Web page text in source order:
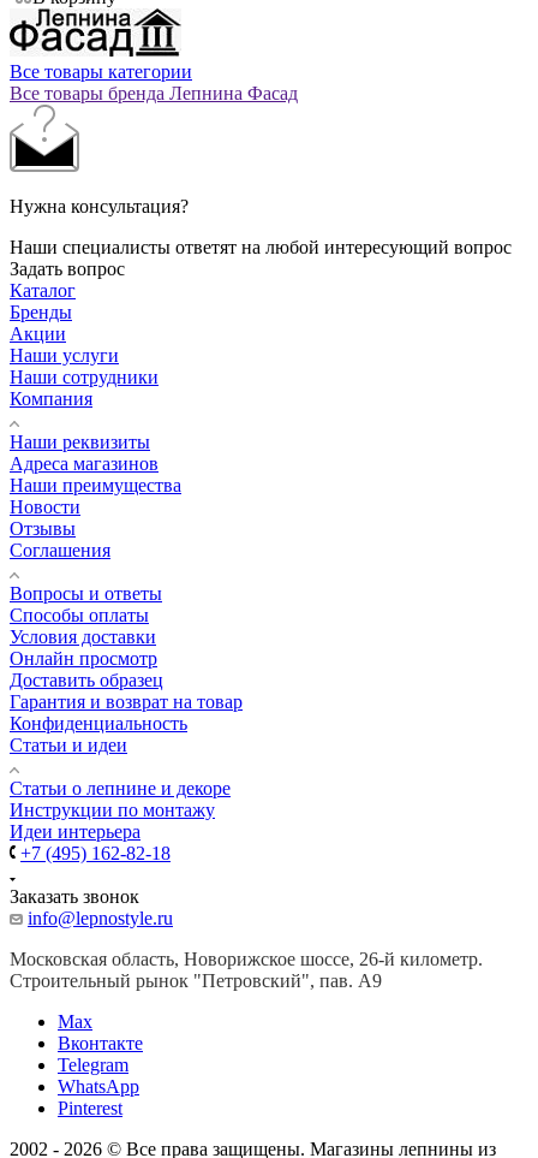
Все товары категории
Все товары бренда Лепнина Фасад
Нужна консультация?
Наши специалисты ответят на любой интересующий вопрос
Задать вопрос
Каталог
Бренды
Акции
Наши услуги
Наши сотрудники
Компания
Наши реквизиты
Адреса магазинов
Наши преимущества
Новости
Отзывы
Соглашения
Вопросы и ответы
Способы оплаты
Условия доставки
Онлайн просмотр
Доставить образец
Гарантия и возврат на товар
Конфиденциальность
Статьи и идеи
Cтатьи о лепнине и декоре
Инструкции по монтажу
Идеи интерьера
+7 (495) 162-82-18
Заказать звонок
info@lepnostyle.ru
Московская область, Новорижское шоссе, 26-й километр.
Строительный рынок "Петровский", пав. А9
Мах
Вконтакте
Telegram
WhatsApp
Pinterest
2002 - 2026 © Все права защищены. Магазины лепнины из